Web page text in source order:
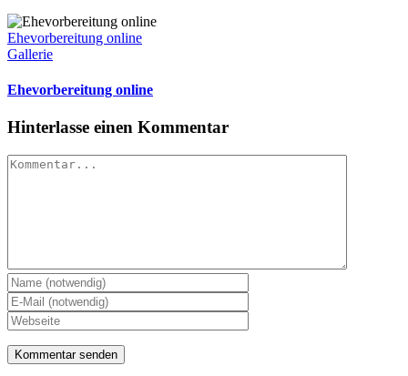
Ehevorbereitung online
Gallerie
Ehevorbereitung online
Hinterlasse einen Kommentar
Kommentar